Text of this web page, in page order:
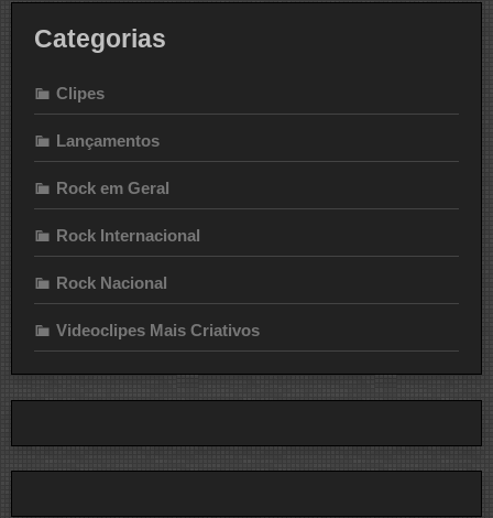
Categorias
Clipes
Lançamentos
Rock em Geral
Rock Internacional
Rock Nacional
Videoclipes Mais Criativos